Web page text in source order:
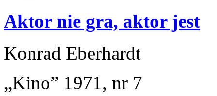
Aktor nie gra, aktor jest
Konrad Eberhardt
„Kino” 1971, nr 7